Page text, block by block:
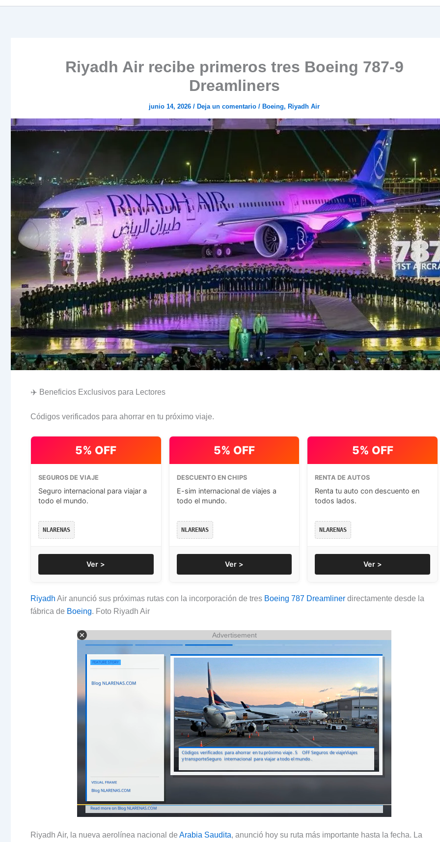
Riyadh Air recibe primeros tres Boeing 787-9
Dreamliners
junio 14, 2026 / Deja un comentario / Boeing, Riyadh Air
✈️ Beneficios Exclusivos para Lectores
Códigos verificados para ahorrar en tu próximo viaje.
5% OFF
SEGUROS DE VIAJE
Seguro internacional para viajar a
todo el mundo.
NLARENAS
Ver >
5% OFF
DESCUENTO EN CHIPS
E-sim internacional de viajes a
todo el mundo.
NLARENAS
Ver >
5% OFF
RENTA DE AUTOS
Renta tu auto con descuento en
todos lados.
NLARENAS
Ver >
Riyadh Air anunció sus próximas rutas con la incorporación de tres Boeing 787 Dreamliner directamente desde la
fábrica de Boeing. Foto Riyadh Air
Advertisement
Riyadh Air, la nueva aerolínea nacional de Arabia Saudita, anunció hoy su ruta más importante hasta la fecha. La